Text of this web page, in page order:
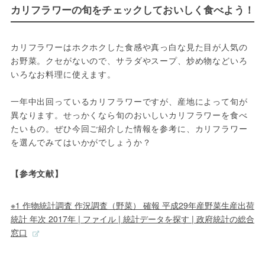
カリフラワーの旬をチェックしておいしく食べよう！
カリフラワーはホクホクした食感や真っ白な見た目が人気の
お野菜。クセがないので、サラダやスープ、炒め物などいろ
いろなお料理に使えます。
一年中出回っているカリフラワーですが、産地によって旬が
異なります。せっかくなら旬のおいしいカリフラワーを食べ
たいもの。ぜひ今回ご紹介した情報を参考に、カリフラワー
を選んでみてはいかがでしょうか？
【参考文献】
※1 作物統計調査 作況調査（野菜） 確報 平成29年産野菜生産出荷
統計 年次 2017年 | ファイル | 統計データを探す | 政府統計の総合
窓口